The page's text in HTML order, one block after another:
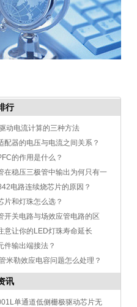
行
动电流计算的三种方法
配器的电压与电流之间关系？
的作用是什么？
在稳压三极管中输出为何只有一
电路连续烧芯片的原因？
片和灯珠怎么选？
开关电路与场效应管电路的区
意让你的LED灯珠寿命延长
件输出端接法？
米勒效应电容问题怎么处理？
讯
单通道低侧栅极驱动芯片无